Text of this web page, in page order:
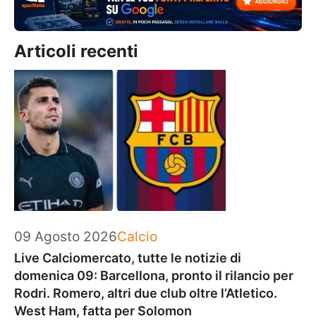
Articoli recenti
09 Agosto 2026Categorie
Calcio
Live Calciomercato, tutte le notizie di
domenica 09: Barcellona, pronto il rilancio per
Rodri. Romero, altri due club oltre l’Atletico.
West Ham, fatta per Solomon